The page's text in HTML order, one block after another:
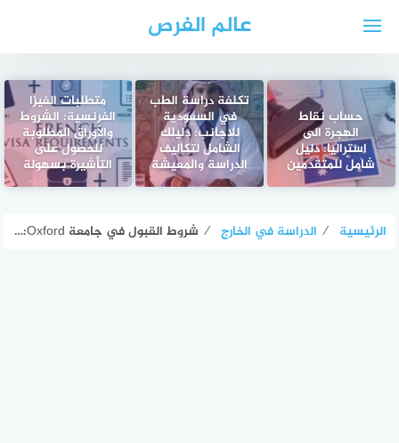
عالم الفرص
حساب نقاط
الهجرة الى
استراليا: دليل
شامل للمتقدمين
تكلفة دراسة الطب
في السعودية
للاجانب: دليلك
الشامل لتكاليف
الدراسة والمعيشة
متطلبات الفيزا
الفرنسية: الشروط
والأوراق المطلوبة
للحصول على
التأشيرة بسهولة
الرئيسية ⁄ الدراسة في الخارج ⁄ شروط القبول في جامعة Oxford: دليلك الشامل لتحقيق حلم الدراسة في أعرق جامعات العالم